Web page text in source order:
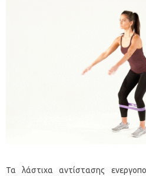
Τα λάστιχα αντίστασης